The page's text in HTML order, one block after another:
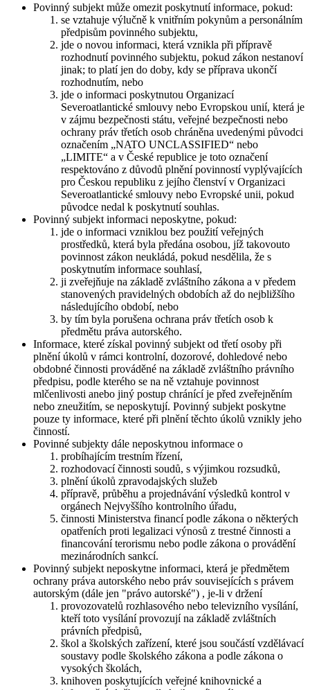
Povinný subjekt může omezit poskytnutí informace, pokud:
se vztahuje výlučně k vnitřním pokynům a personálním
předpisům povinného subjektu,
jde o novou informaci, která vznikla při přípravě
rozhodnutí povinného subjektu, pokud zákon nestanoví
jinak; to platí jen do doby, kdy se příprava ukončí
rozhodnutím, nebo
jde o informaci poskytnutou Organizací
Severoatlantické smlouvy nebo Evropskou unií, která je
v zájmu bezpečnosti státu, veřejné bezpečnosti nebo
ochrany práv třetích osob chráněna uvedenými původci
označením „NATO UNCLASSIFIED“ nebo
„LIMITE“ a v České republice je toto označení
respektováno z důvodů plnění povinností vyplývajících
pro Českou republiku z jejího členství v Organizaci
Severoatlantické smlouvy nebo Evropské unii, pokud
původce nedal k poskytnutí souhlas.
Povinný subjekt informaci neposkytne, pokud:
jde o informaci vzniklou bez použití veřejných
prostředků, která byla předána osobou, jíž takovouto
povinnost zákon neukládá, pokud nesdělila, že s
poskytnutím informace souhlasí,
ji zveřejňuje na základě zvláštního zákona a v předem
stanovených pravidelných obdobích až do nejbližšího
následujícího období, nebo
by tím byla porušena ochrana práv třetích osob k
předmětu práva autorského.
Informace, které získal povinný subjekt od třetí osoby při
plnění úkolů v rámci kontrolní, dozorové, dohledové nebo
obdobné činnosti prováděné na základě zvláštního právního
předpisu, podle kterého se na ně vztahuje povinnost
mlčenlivosti anebo jiný postup chránící je před zveřejněním
nebo zneužitím, se neposkytují. Povinný subjekt poskytne
pouze ty informace, které při plnění těchto úkolů vznikly jeho
činností.
Povinné subjekty dále neposkytnou informace o
probíhajícím trestním řízení,
rozhodovací činnosti soudů, s výjimkou rozsudků,
plnění úkolů zpravodajských služeb
přípravě, průběhu a projednávání výsledků kontrol v
orgánech Nejvyššího kontrolního úřadu,
činnosti Ministerstva financí podle zákona o některých
opatřeních proti legalizaci výnosů z trestné činnosti a
financování terorismu nebo podle zákona o provádění
mezinárodních sankcí.
Povinný subjekt neposkytne informaci, která je předmětem
ochrany práva autorského nebo práv souvisejících s právem
autorským (dále jen "právo autorské") , je-li v držení
provozovatelů rozhlasového nebo televizního vysílání,
kteří toto vysílání provozují na základě zvláštních
právních předpisů,
škol a školských zařízení, které jsou součástí vzdělávací
soustavy podle školského zákona a podle zákona o
vysokých školách,
knihoven poskytujících veřejné knihovnické a